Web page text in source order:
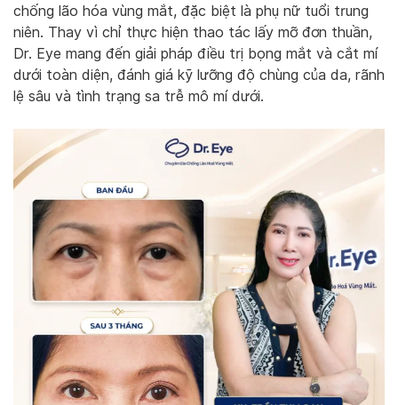
chống lão hóa vùng mắt, đặc biệt là phụ nữ tuổi trung
niên. Thay vì chỉ thực hiện thao tác lấy mỡ đơn thuần,
Dr. Eye mang đến giải pháp điều trị bọng mắt và cắt mí
dưới toàn diện, đánh giá kỹ lưỡng độ chùng của da, rãnh
lệ sâu và tình trạng sa trễ mô mí dưới.